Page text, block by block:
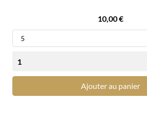
Prix
10,00 €
Ajouter au panier